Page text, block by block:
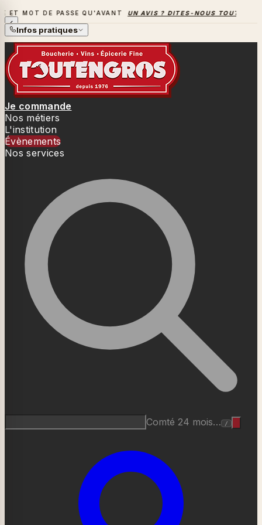
QU'AVANT UN AVIS ? DITES-NOUS TOUT → LA SAISON
LA SAISON DES BARBECUES BAT SON PLEIN
Infos pratiques
Je commande
Nos métiers
L'institution
Évènements
Nos services
Roquefort AOP… /